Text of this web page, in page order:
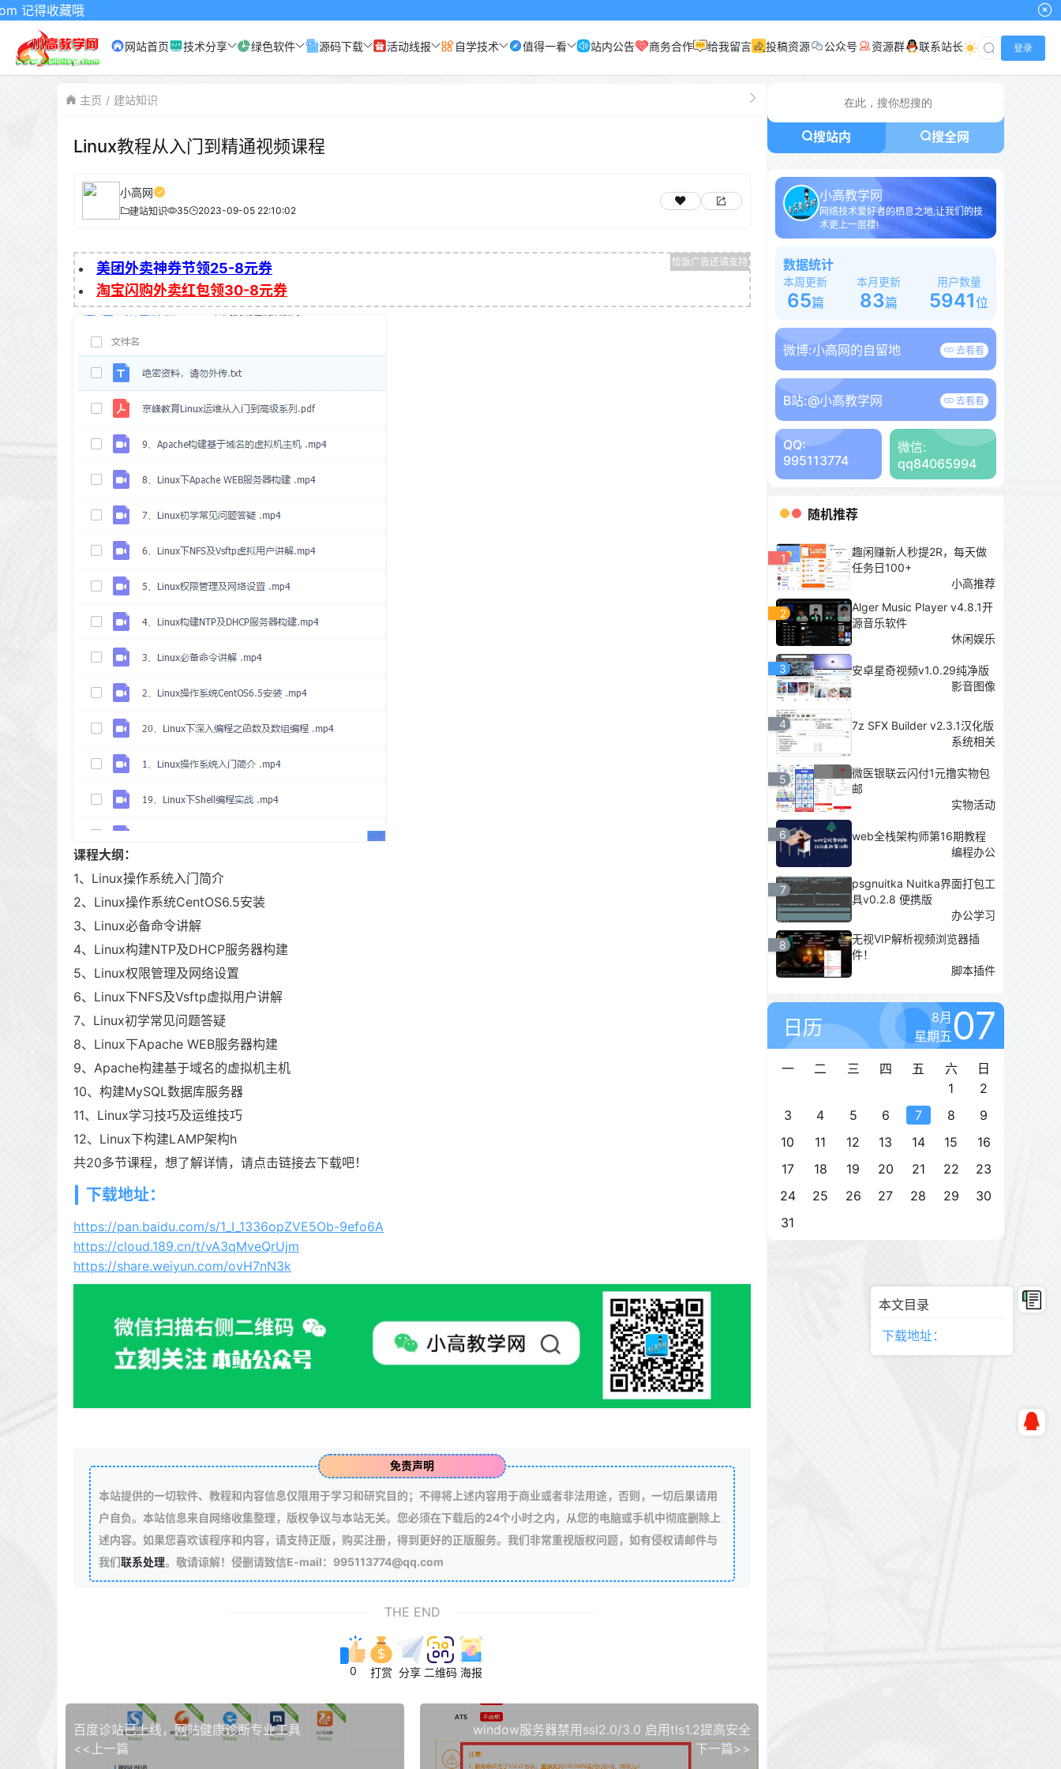
本文目录
下载地址：
网站首页 技术分享 绿色软件 源码下载 活动线报 自学技术 值得一看 站内公告 商务合作 给我留言 投稿资源 公众号 资源群 联系站长 登录
主页 建站知识
Linux教程从入门到精通视频课程
小高网
建站知识 35 2023-09-05 22:10:02
美团外卖神券节领25-8元券
淘宝闪购外卖红包领30-8元券
课程大纲：
1、Linux操作系统入门简介
2、Linux操作系统CentOS6.5安装
3、Linux必备命令讲解
4、Linux构建NTP及DHCP服务器构建
5、Linux权限管理及网络设置
6、Linux下NFS及Vsftp虚拟用户讲解
7、Linux初学常见问题答疑
8、Linux下Apache WEB服务器构建
9、Apache构建基于域名的虚拟机主机
10、构建MySQL数据库服务器
11、Linux学习技巧及运维技巧
12、Linux下构建LAMP架构h
共20多节课程，想了解详情，请点击链接去下载吧！
下载地址：
https://pan.baidu.com/s/1_I_1336opZVE5Ob-9efo6A
https://cloud.189.cn/t/vA3qMveQrUjm
https://share.weiyun.com/ovH7nN3k
免责声明
本站提供的一切软件、教程和内容信息仅限用于学习和研究目的；不得将上述内容用于商业或者非法用途，否则，一切后果请用
户自负。本站信息来自网络收集整理，版权争议与本站无关。您必须在下载后的24个小时之内，从您的电脑或手机中彻底删除上
述内容。如果您喜欢该程序和内容，请支持正版，购买注册，得到更好的正版服务。我们非常重视版权问题，如有侵权请邮件与
我们联系处理。敬请谅解！侵删请致信E-mail：995113774@qq.com
THE END
0 打赏 分享 二维码 海报
百度诊站已上线，网站健康诊断专业工具
<<上一篇
window服务器禁用ssl2.0/3.0 启用tls1.2提高安全
下一篇>>
搜站内 搜全网
小高教学网
网络技术爱好者的栖息之地,让我们的技
术更上一层楼!
数据统计
本周更新
65篇
本月更新
83篇
用户数量
5941位
微博:小高网的自留地 去看看
B站:@小高教学网 去看看
QQ:
995113774
微信:
qq84065994
随机推荐
1
趣闲赚新人秒提2R，每天做
任务日100+
小高推荐
2
Alger Music Player v4.8.1开
源音乐软件
休闲娱乐
3
安卓星奇视频v1.0.29纯净版
影音图像
4
7z SFX Builder v2.3.1汉化版
系统相关
5
微医银联云闪付1元撸实物包
邮
实物活动
6
web全栈架构师第16期教程
编程办公
7
psgnuitka Nuitka界面打包工
具v0.2.8 便携版
办公学习
8
无视VIP解析视频浏览器插
件！
脚本插件
日历
8月
星期五 07
一 二 三 四 五 六
日
1
2
3
4 5 6 7 8
9
10
11 12 13 14 15
16
17
18 19 20 21 22
23
24
25 26 27 28 29
30
31